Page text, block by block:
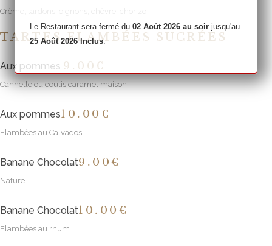
Crème, lardons, oignons, chèvre, chorizo
TARTES FLAMBÉES SUCRÉES
Aux pommes 9 .00€
Cannelle ou coulis caramel maison
Aux pommes10 .00€
Flambées au Calvados
Banane Chocolat9 .00€
Nature
Banane Chocolat10 .00€
Flambées au rhum
Le Restaurant sera fermé du 02 Août 2026 au soir jusqu'au
25 Août 2026 Inclus.